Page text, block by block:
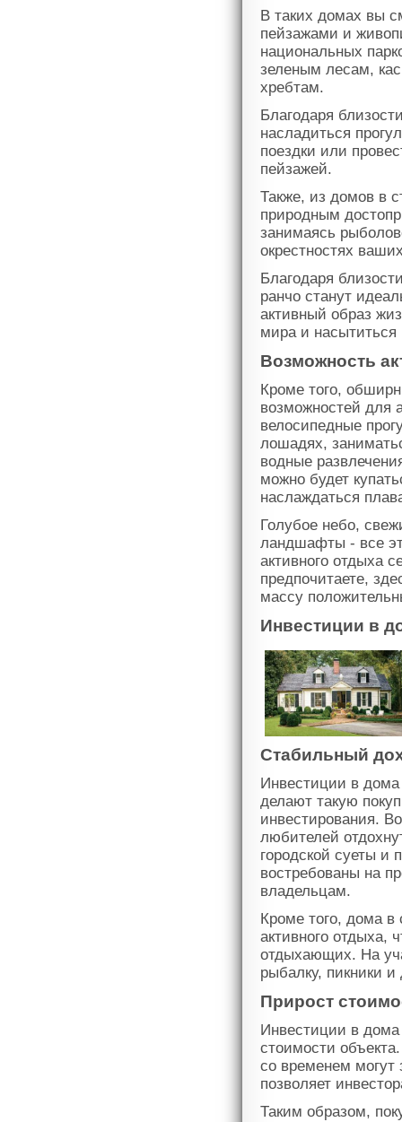
В таких домах вы
пейзажами и
национальных
зеленым лесам,
хребтам.
Благодаря
насладиться
поездки или
пейзажей.
Также, из домов в
природным
занимаясь
окрестностях
Благодаря
ранчо станут
активный образ
мира и насытиться
Возможность
Кроме того,
возможностей для
велосипедные
лошадях,
водные
можно будет
наслаждаться
Голубое небо,
ландшафты - все
активного отдыха
предпочитаете,
массу
Инвестиции в
Стабильный
Инвестиции в
делают такую
инвестирования.
любителей
городской суеты и
востребованы на
владельцам.
Кроме того, дома в
активного отдыха,
отдыхающих. На
рыбалку, пикники и
Прирост
Инвестиции в дома
стоимости
со временем могут
позволяет
Таким образом,